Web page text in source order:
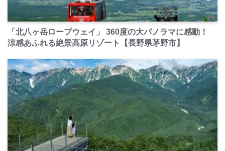
PR
「北八ヶ岳ロープウェイ」 360度の大パノラマに感動！
涼感あふれる絶景高原リゾート【長野県茅野市】